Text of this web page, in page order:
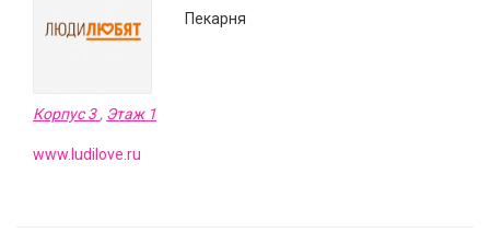
Пекарня
Корпус 3, Этаж 1
www.ludilove.ru